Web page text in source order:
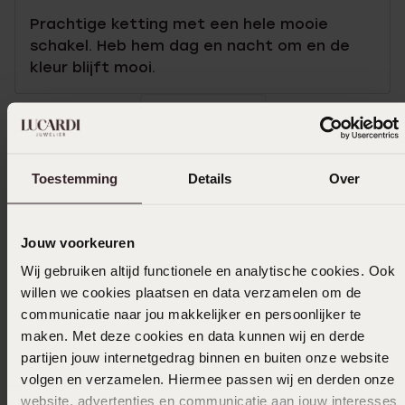
Toestemming Details Over
Jouw voorkeuren
Wij gebruiken altijd functionele en analytische cookies. Ook
willen we cookies plaatsen en data verzamelen om de
communicatie naar jou makkelijker en persoonlijker te
maken. Met deze cookies en data kunnen wij en derde
partijen jouw internetgedrag binnen en buiten onze website
volgen en verzamelen. Hiermee passen wij en derden onze
website, advertenties en communicatie aan jouw interesses
Prachtige ketting met een hele mooie
schakel. Heb hem dag en nacht om en de
kleur blijft mooi.
Selecteer maat & bestel
Ook leuk voor jou